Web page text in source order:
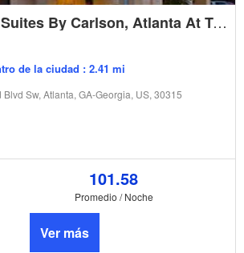
Country Inn & Suites By Carlson, Atlanta At Turner Field
de la ciudad : 2.41 mi
Sw, Atlanta, GA-Georgia, US, 30315
101.58
Promedio / Noche
Ver más